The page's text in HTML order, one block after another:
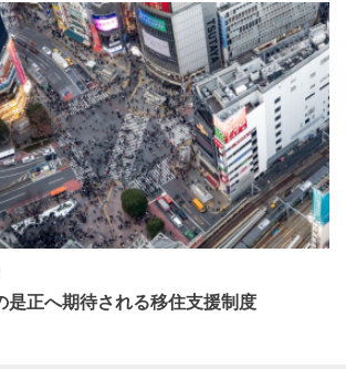
是正へ期待される移住支援制度